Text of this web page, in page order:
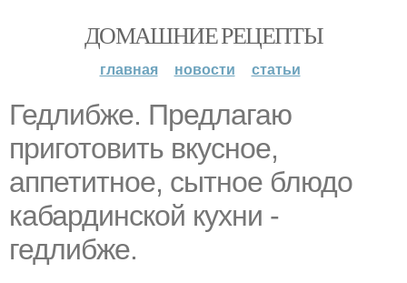
ДОМАШНИЕ РЕЦЕПТЫ
главная новости статьи
Гедлибже. Предлагаю
приготовить вкусное,
аппетитное, сытное блюдо
кабардинской кухни -
гедлибже.